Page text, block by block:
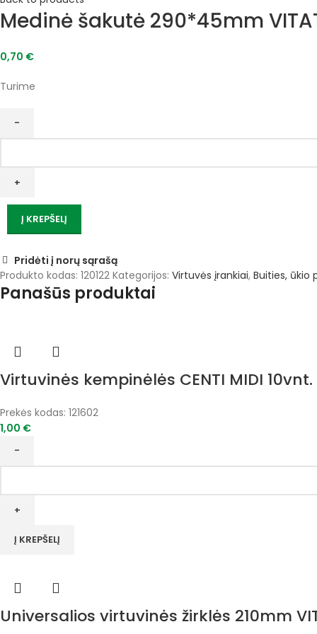
Medinė šakutė 290*45mm
0,70 €
Turime
290*45mm
VITATOOL
Į KREPŠELĮ
Pridėti į norų sąrašą
Produkto kodas: 120122 Kategorijos: Virtuvės įrankiai, Buities, ūkio
Panašūs produktai
Virtuvinės kempinėlės CENTI MIDI 10vnt.
Prekės kodas: 121602
1,00 €
CENTIĮ KREPŠELĮ
Universalios virtuvinės žirklės 210mm